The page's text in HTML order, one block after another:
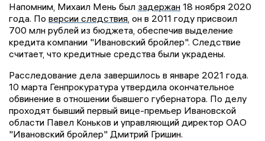
Напомним, Михаил Мень был задержан 18 ноября 2020
года. По версии следствия, он в 2011 году присвоил
700 млн рублей из бюджета, обеспечив выделение
кредита компании "Ивановский бройлер". Следствие
считает, что кредитные средства были украдены.
Расследование дела завершилось в январе 2021 года.
10 марта Генпрокуратура утвердила окончательное
обвинение в отношении бывшего губернатора. По делу
проходят бывший первый вице-премьер Ивановской
области Павел Коньков и управляющий директор ОАО
"Ивановский бройлер" Дмитрий Гришин.